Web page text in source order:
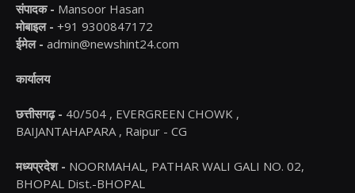
संपादक - Mansoor Hasan
मोबाइल - +91 9300847172
ईमेल - admin@newshint24.com
कार्यालय
छत्तीसगढ़ - 40/504 , EVERGREEN CHOWK ,
BAIJANTAHAPARA , Raipur - CG
मध्यप्रदेश - NOORMAHAL, PATHAR WALI GALI NO. 02,
BHOPAL Dist.-BHOPAL